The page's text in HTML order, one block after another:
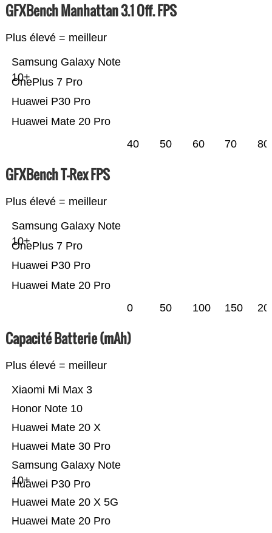
GFXBench Manhattan 3.1 Off. FPS
Plus élevé = meilleur
Huawei Mate 20 Pro
Huawei P30 Pro
OnePlus 7 Pro
Samsung Galaxy Note
10+
40 50 60 70 80
GFXBench T-Rex FPS
Plus élevé = meilleur
Huawei Mate 20 Pro
Huawei P30 Pro
OnePlus 7 Pro
Samsung Galaxy Note
10+
0 50 100 150
Capacité Batterie (mAh)
Plus élevé = meilleur
Huawei Mate 20 Pro
Huawei Mate 20 X 5G
Huawei P30 Pro
Samsung Galaxy Note
10+
Huawei Mate 30 Pro
Huawei Mate 20 X
Honor Note 10
Xiaomi Mi Max 3